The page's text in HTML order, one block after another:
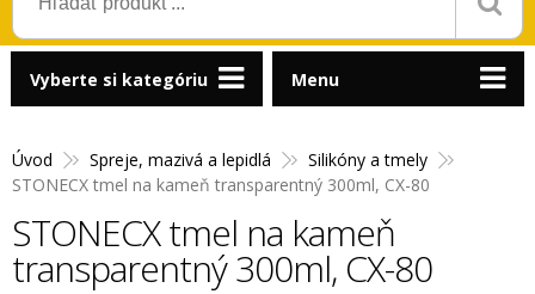
Úvod Spreje, mazivá a lepidlá
Silikóny a tmely
STONECX tmel na kameň transparentný 300ml, CX-80
STONECX tmel na kameň
transparentný 300ml, CX-80
Vyberte si kategóriu Menu